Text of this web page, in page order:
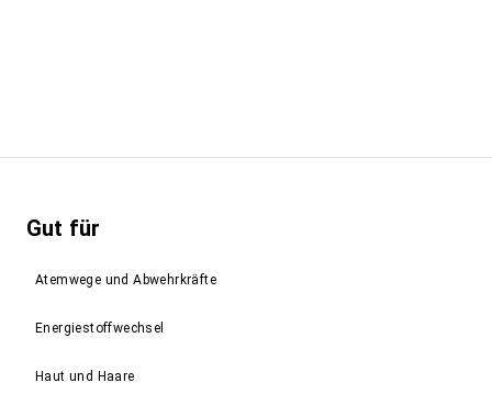
Gut für
Atemwege und Abwehrkräfte
Energiestoffwechsel
Haut und Haare